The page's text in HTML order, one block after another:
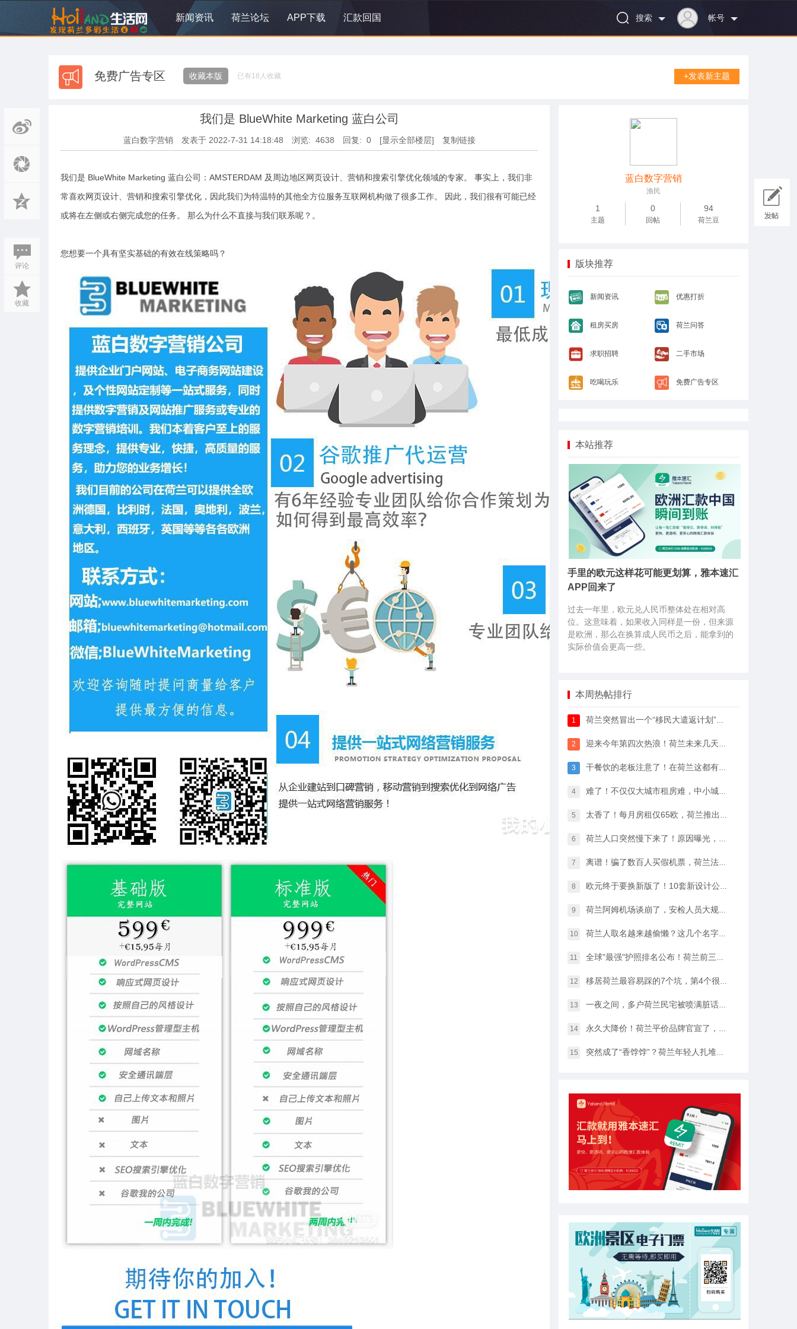
新闻资讯 荷兰论坛 APP下载 汇款回国 帐号
搜索
免费广告专区 收藏本版 已有18 人收藏 +发表新主题
评论
收藏
我们是 BlueWhite Marketing 蓝白公司
蓝白数字营销 发表于 2022-7-31 14:18:48 浏览: 4638 回复: 0 [显示全部楼层] 复制链接
我们是 BlueWhite Marketing 蓝白公司：AMSTERDAM 及周边地区网页设计、营销和搜索引擎优化领域的专家。 事实上，我们非
常喜欢网页设计、营销和搜索引擎优化，因此我们为特温特的其他全方位服务互联网机构做了很多工作。 因此，我们很有可能已经
或将在左侧或右侧完成您的任务。 那么为什么不直接与我们联系呢？。
您想要一个具有坚实基础的有效在线策略吗？
蓝白数字营销
渔民
1
主题
0
回帖
94
荷兰豆
版块推荐
新闻资讯 优惠打折
租房买房 荷兰问答
求职招聘 二手市场
吃喝玩乐 免费广告专区
本站推荐
手里的欧元这样花可能更划算，雅本速汇
APP回来了
过去一年里，欧元兑人民币整体处在相对高
位。这意味着，如果收入同样是一份，但来源
是欧洲，那么在换算成人民币之后，能拿到的
实际价值会更高一些。
本周热帖排行
1 荷兰突然冒出一个“移民大遣返计划”，64万人已经签字支持
2 迎来今年第四次热浪！荷兰未来几天最高33℃，八月中开始…
3 干餐饮的老板注意了！在荷兰这都有人偷，全过程很淡定
4 难了！不仅仅大城市租房难，中小城市的房租开始暴涨
5 太香了！每月房租仅65欧，荷兰推出学生住宿优惠福利…
6 荷兰人口突然慢下来了！原因曝光，不是因为没人生孩子
7 离谱！骗了数百人买假机票，荷兰法院竟然没判他坐牢
8 欧元终于要换新版了！10套新设计公布，你最喜欢哪一款？
9 荷兰阿姆机场谈崩了，安检人员大规模停工越来越近…
10 荷兰人取名越来越偷懒？这几个名字几乎满大街都是
11 全球"最强"护照排名公布！荷兰前三，中国护照进步很大
12 移居荷兰最容易踩的7个坑，第4个很多人都会中招…
13 一夜之间，多户荷兰民宅被喷满脏话，只因支持难民…
14 永久大降价！荷兰平价品牌官宣了，将硬扛Temu和SHEIN
15 突然成了“香饽饽”？荷兰年轻人扎堆当老师，发生了什么？